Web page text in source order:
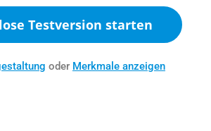
Testversion starten
oder Merkmale anzeigen